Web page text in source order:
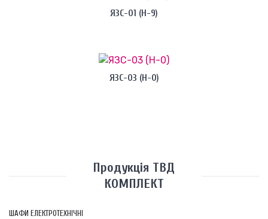
ЯЗС-01 (H-9)
ЯЗС-03 (H-0)
Продукція ТВД
КОМПЛЕКТ
ШАФИ ЕЛЕКТРОТЕХНІЧНІ